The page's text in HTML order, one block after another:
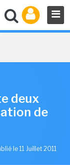
deux
de
le 11 Juillet 2011